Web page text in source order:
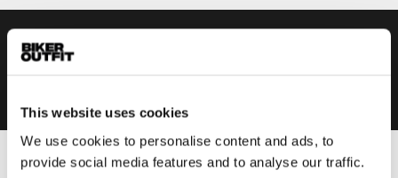
This website uses cookies
We use cookies to personalise content and ads, to
provide social media features and to analyse our traffic.
Heren